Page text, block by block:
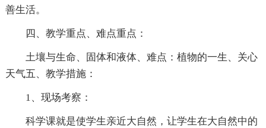
善生活。
四、教学重点、难点重点：
土壤与生命、固体和液体、难点：植物的一生、关心
天气五、教学措施：
1、现场考察：
科学课就是使学生亲近大自然，让学生在大自然中的